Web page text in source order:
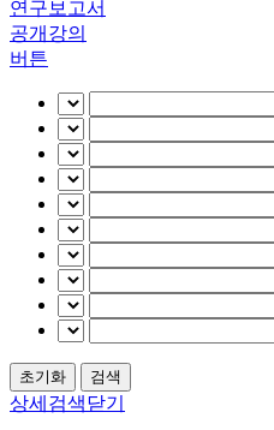
연구보고서
공개강의
버튼
상세검색닫기